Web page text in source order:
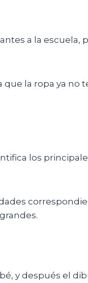
a la escuela,
la ropa ya no
los
y después el